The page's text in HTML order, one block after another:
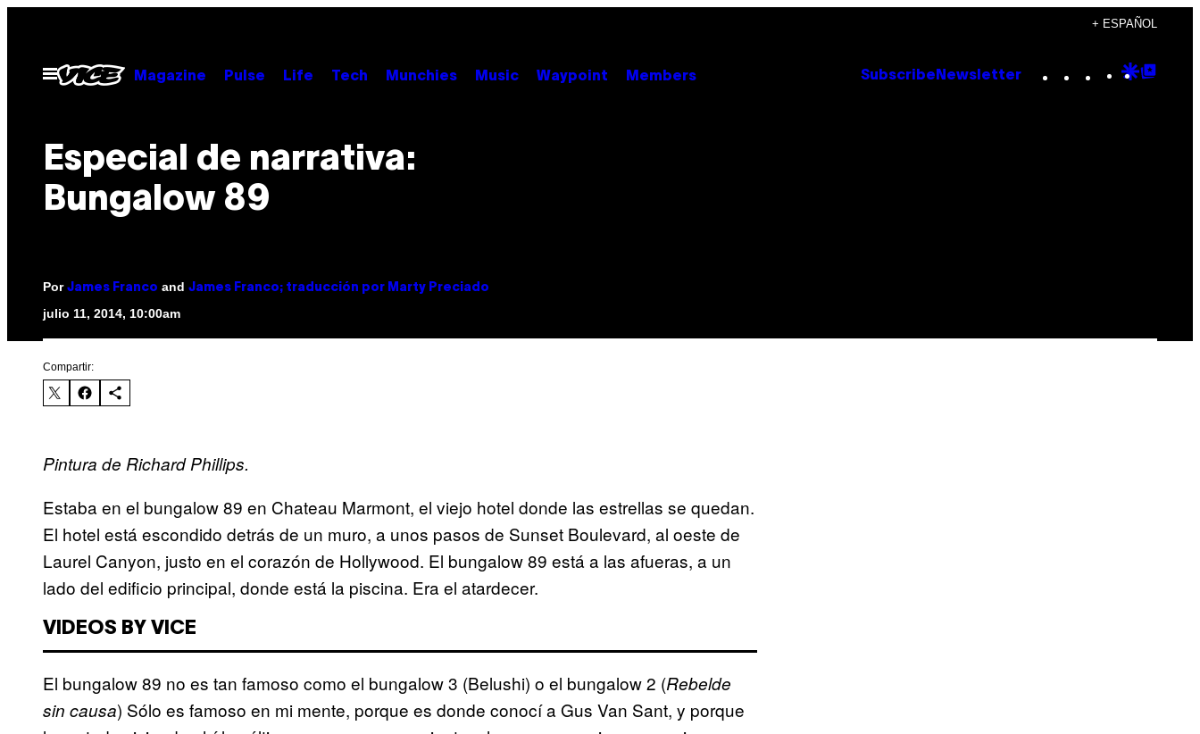
contenido
+ ESPAÑOL
Abrir
Menú
Magazine Pulse Life Tech Munchies Music Waypoint Members Subscribe Newsletter Instagram
TikTok
YouTube
Google
Especial de narrativa:
Bungalow 89
Por James Franco and James Franco; traducción por Marty Preciado
julio 11, 2014, 10:00am
Compartir:
Pintura de Richard Phillips.
Estaba en el bungalow 89 en Chateau Marmont, el viejo hotel donde las estrellas se quedan.
El hotel está escondido detrás de un muro, a unos pasos de Sunset Boulevard, al oeste de
Laurel Canyon, justo en el corazón de Hollywood. El bungalow 89 está a las afueras, a un
lado del edificio principal, donde está la piscina. Era el atardecer.
VIDEOS BY VICE
El bungalow 89 no es tan famoso como el bungalow 3 (Belushi) o el bungalow 2 (Rebelde
sin causa) Sólo es famoso en mi mente, porque es donde conocí a Gus Van Sant, y porque